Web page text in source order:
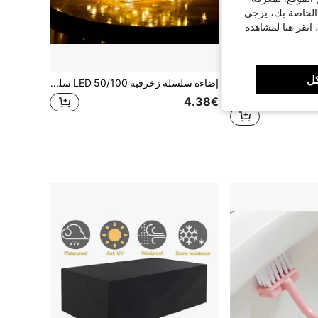
إضاءة سلسلة زخرفية 50/100 LED سلك نحاسي 5/10م للشرفة والخارج، هدية عيد الميلاد الهالوين قطعة واحدة
4.38€
الخاصة بك، يرجى
انقر هنا لمشاهدة